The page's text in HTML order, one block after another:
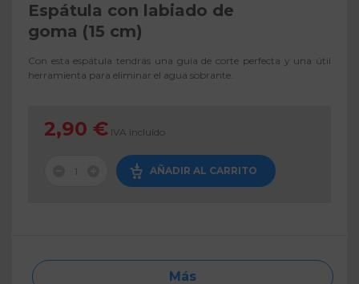
Espátula con labiado de
goma (15 cm)
Con esta espátula tendrás una guía de corte perfecta y una útil
herramienta para eliminar el agua sobrante.
2,90 € IVA incluído
AÑADIR AL CARRITO
Más